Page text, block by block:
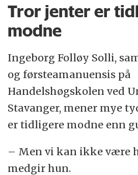
Tror jenter er
modne
Ingeborg Folløy Solli,
og førsteamanuensis på
Handelshøgskolen ved
Stavanger, mener mye
er tidligere modne enn
– Men vi kan ikke være
medgir hun.